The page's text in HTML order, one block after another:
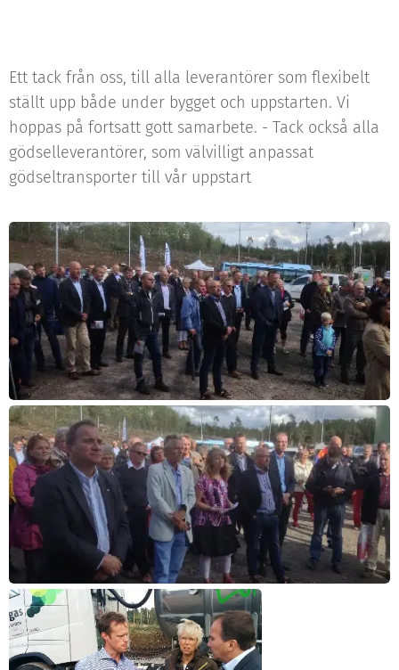
Ett tack från oss, till alla leverantörer som flexibelt
ställt upp både under bygget och uppstarten. Vi
hoppas på fortsatt gott samarbete. - Tack också alla
gödselleverantörer, som välvilligt anpassat
gödseltransporter till vår uppstart